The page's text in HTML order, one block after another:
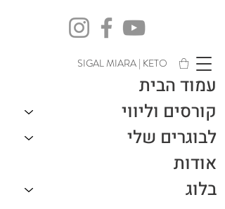
SIGAL MIARA | KETO
עמוד הבית
קורסים וליווי
לבוגרים שלי
אודות
בלוג